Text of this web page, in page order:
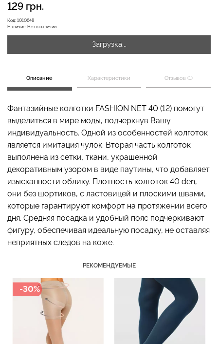
Код: 1010648
Наличие: Нет в наличии
129 грн.
Загрузка...
Описание Характеристики Отзывов (1)
Фантазийные колготки FASHION NET 40 (12) помогут
выделиться в мире моды, подчеркнув Вашу
индивидуальность. Одной из особенностей колготок
является имитация чулок. Вторая часть колготок
выполнена из сетки, ткани, украшенной
декоративным узором в виде паутины, что добавляет
изысканности облику. Плотность колготок 40 den,
они без шортиков, с ластовицей и плоскими швами,
которые гарантируют комфорт на протяжении всего
дня. Средняя посадка и удобный пояс подчеркивают
фигуру, обеспечивая идеальную посадку, не оставляя
неприятных следов на коже.
РЕКОМЕНДУЕМЫЕ
-30%
Бесшовная бразилиана с
легкой коррекцией
BRASILIAN SHAPEWEAR
LEGGINGS (черный) Giulia
Бесшовные стринги
179 грн.299 грн.
Топ на бретелях в рубчик
(черный) Giulia
299 грн.499 грн.